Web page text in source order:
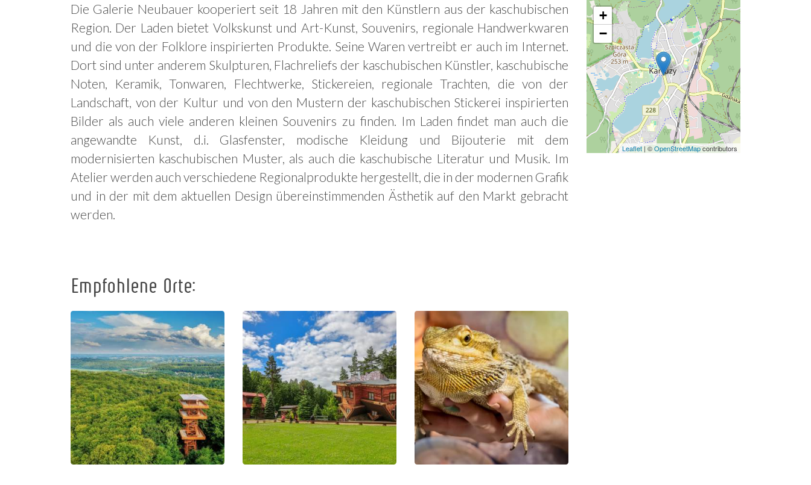
Die Galerie Neubauer kooperiert seit 18 Jahren mit den Künstlern aus der kaschubischen
Region. Der Laden bietet Volkskunst und Art-Kunst, Souvenirs, regionale Handwerkwaren
und die von der Folklore inspirierten Produkte. Seine Waren vertreibt er auch im Internet.
Dort sind unter anderem Skulpturen, Flachreliefs der kaschubischen Künstler, kaschubische
Noten, Keramik, Tonwaren, Flechtwerke, Stickereien, regionale Trachten, die von der
Landschaft, von der Kultur und von den Mustern der kaschubischen Stickerei inspirierten
Bilder als auch viele anderen kleinen Souvenirs zu finden. Im Laden findet man auch die
angewandte Kunst, d.i. Glasfenster, modische Kleidung und Bijouterie mit dem
modernisierten kaschubischen Muster, als auch die kaschubische Literatur und Musik. Im
Atelier werden auch verschiedene Regionalprodukte hergestellt, die in der modernen Grafik
und in der mit dem aktuellen Design übereinstimmenden Ästhetik auf den Markt gebracht
werden.
+
−
Leaflet| ©OpenStreetMapcontributors
Empfohlene Orte:
Johannes-
Paul-II.-
Aussichtsturm
in Wieżyca
Das Zentrum
für Bildung
und
Vermarktung
der Region in
Szymbark
Der
Bildungspark
Zoo –
Exotische
Kaschubei in
Tuchlino